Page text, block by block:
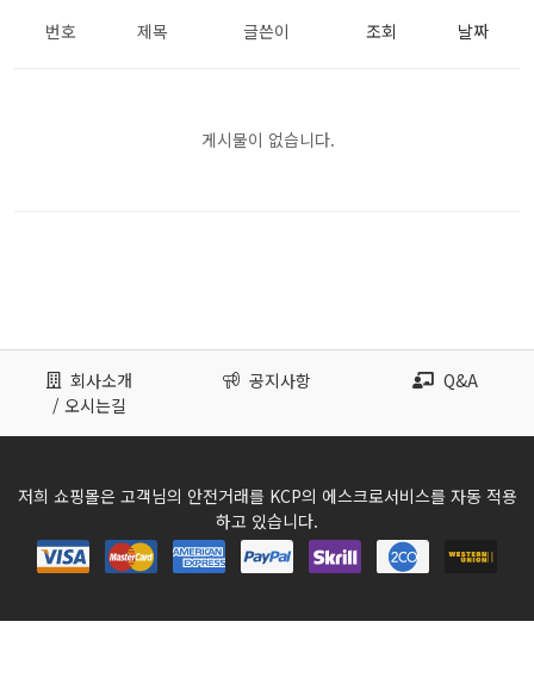
번호 제목 글쓴이 조회 날짜
게시물이 없습니다.
회사소개
/ 오시는길
공지사항 Q&A
저희 쇼핑몰은 고객님의 안전거래를 KCP의 에스크로서비스를 자동 적용
하고 있습니다.